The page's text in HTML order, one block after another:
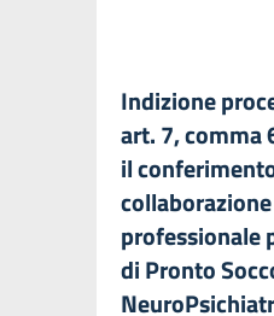
Indizione
art. 7, comma
il
professionale
di Pronto